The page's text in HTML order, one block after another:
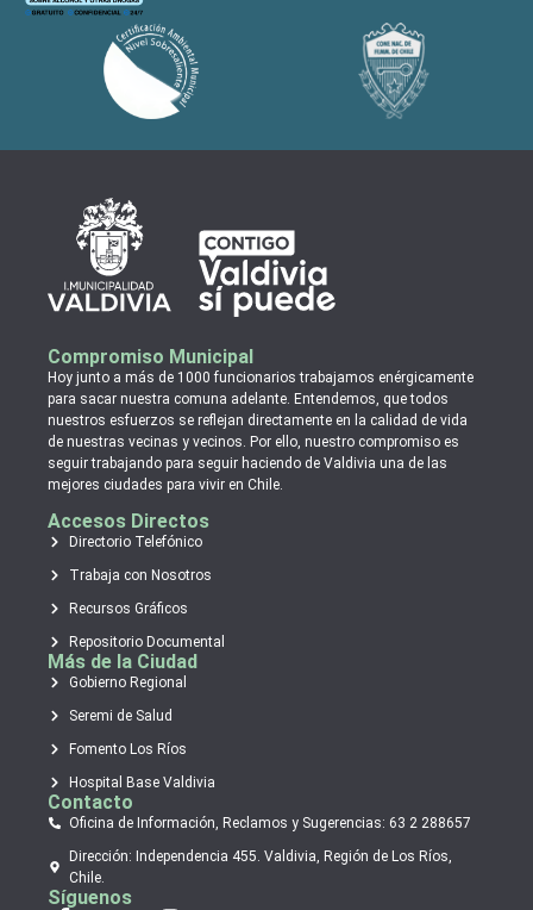
Compromiso Municipal
Hoy junto a más de 1000 funcionarios trabajamos enérgicamente
para sacar nuestra comuna adelante. Entendemos, que todos
nuestros esfuerzos se reflejan directamente en la calidad de vida
de nuestras vecinas y vecinos. Por ello, nuestro compromiso es
seguir trabajando para seguir haciendo de Valdivia una de las
mejores ciudades para vivir en Chile.
Accesos Directos
Directorio Telefónico
Trabaja con Nosotros
Recursos Gráficos
Repositorio Documental
Más de la Ciudad
Gobierno Regional
Seremi de Salud
Fomento Los Ríos
Hospital Base Valdivia
Contacto
Oficina de Información, Reclamos y Sugerencias: 63 2 288657
Dirección: Independencia 455. Valdivia, Región de Los Ríos,
Chile.
Síguenos